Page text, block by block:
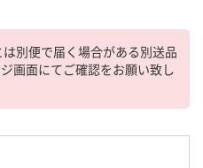
別便で届く場合がある別送品
画面にてご確認をお願い致し